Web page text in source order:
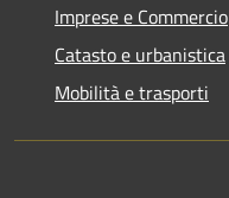
Imprese e Commercio
Catasto e urbanistica
Mobilità e trasporti